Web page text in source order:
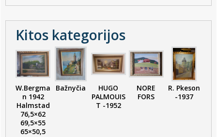
Kitos kategorijos
W.Bergma
n 1942
Halmstad
76,5×62
69,5×55
65×50,5
Bažnyčia
HUGO
PALMOUIS
T -1952
NORE
FORS
R. Pkeson
-1937